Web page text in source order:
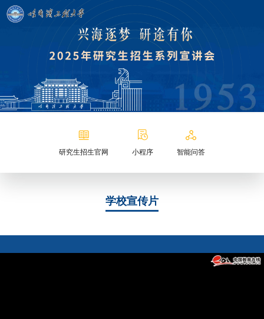
研究生招生官网 小程序 智能问答
学校宣传片